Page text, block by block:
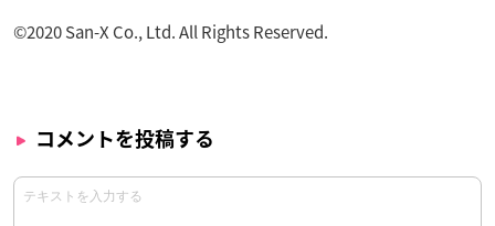
©2020 San-X Co., Ltd. All Rights Reserved.
コメントを投稿する